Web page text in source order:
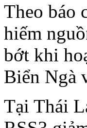
Theo báo
hiếm
bớt khi
Biển Ngà
Tại Thái